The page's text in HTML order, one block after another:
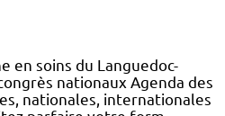
en soins du Languedoc-
nationaux Agenda des
nationales, internationales